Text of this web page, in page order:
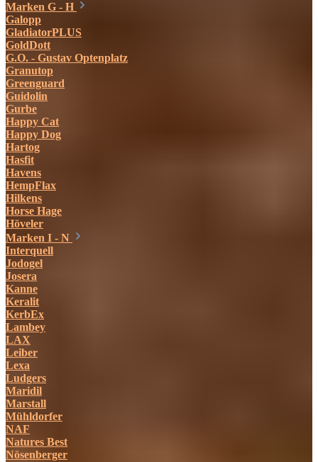
Marken G - H
Galopp
GladiatorPLUS
GoldDott
G.O. - Gustav Optenplatz
Granutop
Greenguard
Guidolin
Gurbe
Happy Cat
Happy Dog
Hartog
Hasfit
Havens
HempFlax
Hilkens
Horse Hage
Höveler
Marken I - N
Interquell
Jodogel
Josera
Kanne
Keralit
KerbEx
Lambey
LAX
Leiber
Lexa
Ludgers
Maridil
Marstall
Mühldorfer
NAF
Natures Best
Nösenberger